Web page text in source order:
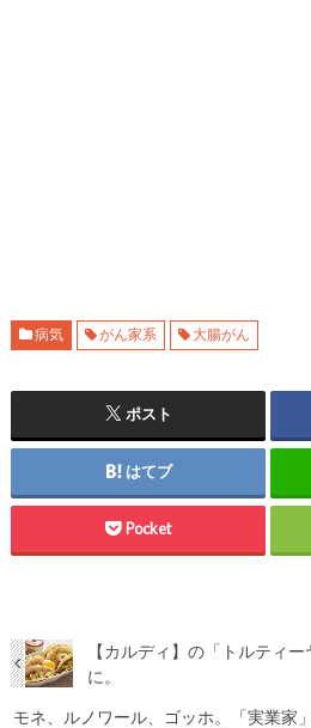
病気 がん家系 大腸がん
ポスト
はてブ
Pocket
【カルディ】の「トルティ
に。
モネ、ルノワール、ゴッホ。「実業家